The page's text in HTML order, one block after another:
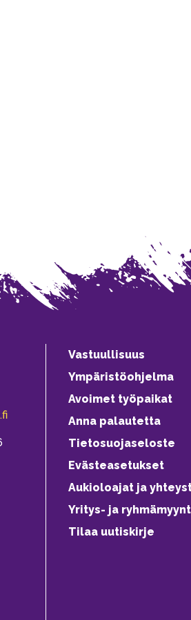
Vastuullisuus
Ympäristöohjelma
Avoimet työpaikat
Anna palautetta
Tietosuojaseloste
Evästeasetukset
Aukioloajat ja
Yritys- ja
Tilaa uutiskirje